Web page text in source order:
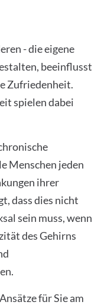
- die eigene
beeinflusst
Zufriedenheit.
spielen dabei
Menschen jeden
ihrer
dass dies nicht
sein muss, wenn
des Gehirns
für Sie am